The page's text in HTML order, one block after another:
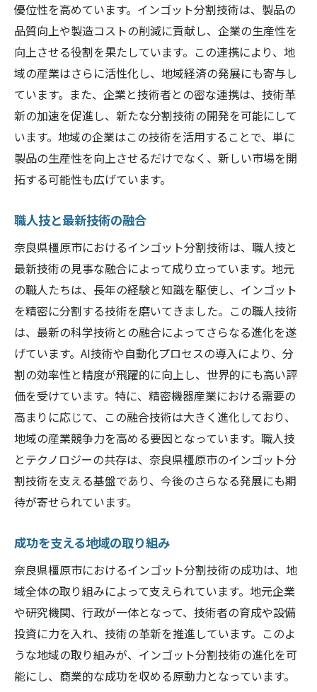
業界の未来を変えるインゴット分割技術
インゴット分割の新しい活用法
産業界が注目する革新技術
インゴット分割技術が拓く新しい分野
奈良県橿原市の技術力が光るインゴット分割の
背景
地域の技術力向上の取り組み
奈良県橿原市が誇る技術の源
技術力向上のための教育と訓練
地域経済とインゴット分割技術の関係
技術力を支える背景とその重要性
優位性を高めています。インゴット分割技術は、製品の
品質向上や製造コストの削減に貢献し、企業の生産性を
向上させる役割を果たしています。この連携により、地
域の産業はさらに活性化し、地域経済の発展にも寄与し
ています。また、企業と技術者との密な連携は、技術革
新の加速を促進し、新たな分割技術の開発を可能にして
います。地域の企業はこの技術を活用することで、単に
製品の生産性を向上させるだけでなく、新しい市場を開
拓する可能性も広げています。
職人技と最新技術の融合
奈良県橿原市におけるインゴット分割技術は、職人技と
最新技術の見事な融合によって成り立っています。地元
の職人たちは、長年の経験と知識を駆使し、インゴット
を精密に分割する技術を磨いてきました。この職人技術
は、最新の科学技術との融合によってさらなる進化を遂
げています。AI技術や自動化プロセスの導入により、分
割の効率性と精度が飛躍的に向上し、世界的にも高い評
価を受けています。特に、精密機器産業における需要の
高まりに応じて、この融合技術は大きく進化しており、
地域の産業競争力を高める要因となっています。職人技
とテクノロジーの共存は、奈良県橿原市のインゴット分
割技術を支える基盤であり、今後のさらなる発展にも期
待が寄せられています。
成功を支える地域の取り組み
奈良県橿原市におけるインゴット分割技術の成功は、地
域全体の取り組みによって支えられています。地元企業
や研究機関、行政が一体となって、技術者の育成や設備
投資に力を入れ、技術の革新を推進しています。このよ
うな地域の取り組みが、インゴット分割技術の進化を可
能にし、商業的な成功を収める原動力となっています。